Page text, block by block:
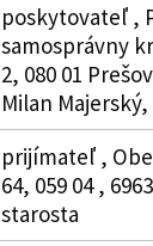
poskytovateľ ,
samosprávny
2, 080 01
Milan
prijímateľ ,
64, 059 04 ,
starosta